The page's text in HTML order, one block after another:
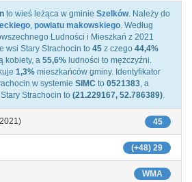
to wieś leżąca w gminie Szelków. Należy do
, powiatu makowskiego. Według
Ludności i Mieszkań z 2021
wsi Stary Strachocin to 45 z czego 44,4%
kobiety, a 55,6% ludności to mężczyźni.
1,3% mieszkańców gminy. Identyfikator
w systemie SIMC to 0521383, a
Strachocin to (21.229167, 52.786389).
45
(+48) 29
WMA